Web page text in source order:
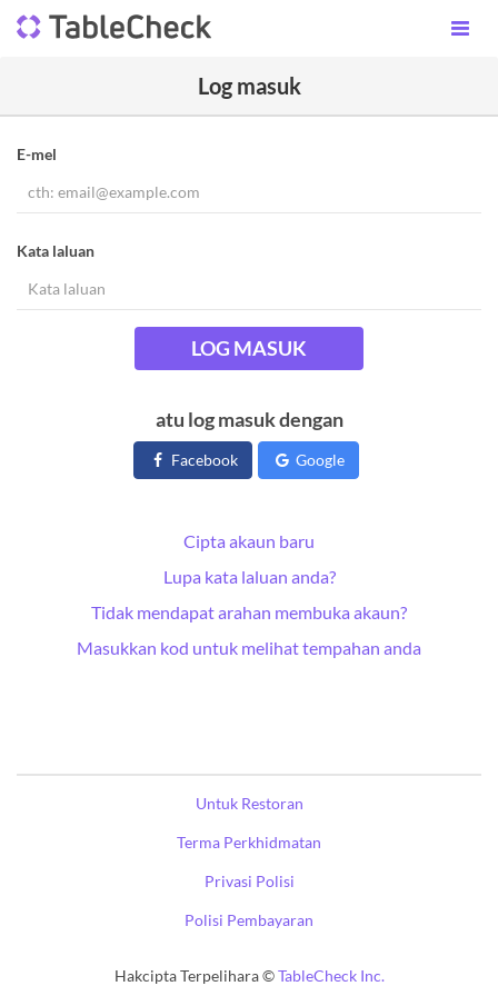
Log masuk
E-mel
Kata laluan
LOG MASUK
atu log masuk dengan
Facebook Google
Cipta akaun baru
Lupa kata laluan anda?
Tidak mendapat arahan membuka akaun?
Masukkan kod untuk melihat tempahan anda
Untuk Restoran
Terma Perkhidmatan
Privasi Polisi
Polisi Pembayaran
Hakcipta Terpelihara ©TableCheck Inc.